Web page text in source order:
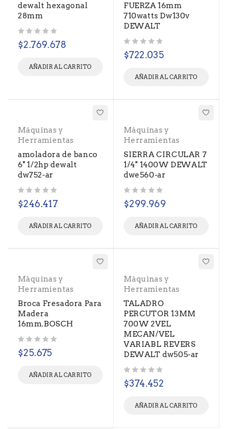
dewalt hexagonal
28mm
$2.769.678
AÑADIR AL CARRITO
FUERZA 16mm
710watts Dw130v
DEWALT
$722.035
AÑADIR AL CARRITO
Máquinas y
Herramientas
amoladora de banco
6'' 1/2hp dewalt
dw752-ar
$246.417
AÑADIR AL CARRITO
Máquinas y
Herramientas
SIERRA CIRCULAR 7
1/4'' 1400W DEWALT
dwe560-ar
$299.969
AÑADIR AL CARRITO
Máquinas y
Herramientas
Broca Fresadora Para
Madera
16mm.BOSCH
$25.675
AÑADIR AL CARRITO
Máquinas y
Herramientas
TALADRO
PERCUTOR 13MM
700W 2VEL
MECAN/VEL
VARIABL REVERS
DEWALT dw505-ar
$374.452
AÑADIR AL CARRITO